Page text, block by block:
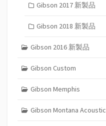
Gibson 2017 新製品
Gibson 2018 新製品
Gibson 2016 新製品
Gibson Custom
Gibson Memphis
Gibson Montana Acoustic